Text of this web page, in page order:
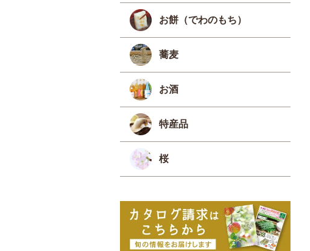
お餅（でわのもち）
蕎麦
お酒
特産品
桜